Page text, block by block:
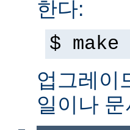
한다:
$
업그레이
일이나